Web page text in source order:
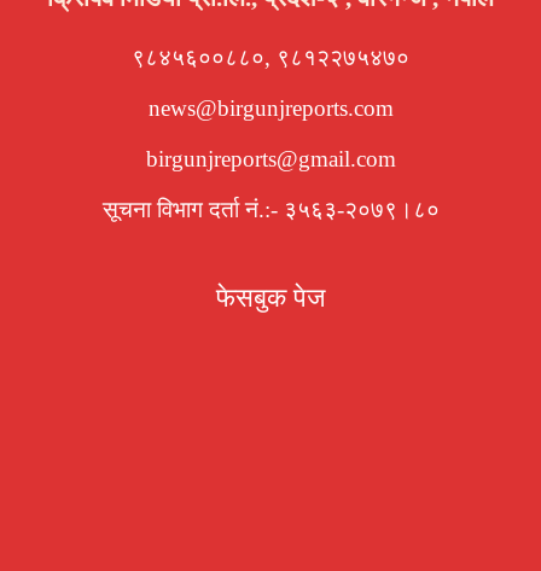
९८४५६००८८०, ९८१२२७५४७०
news@birgunjreports.com
birgunjreports@gmail.com
सूचना विभाग दर्ता नं.:- ३५६३-२०७९।८०
फेसबुक पेज